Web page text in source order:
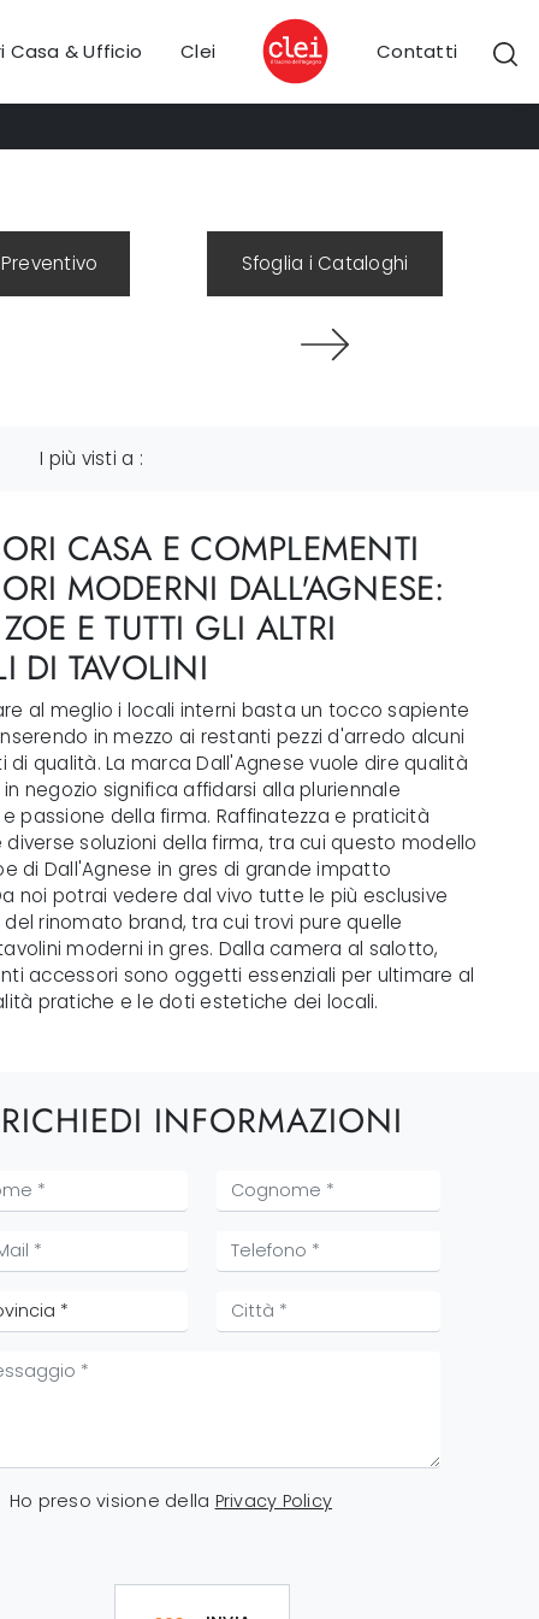
Casa & Ufficio Clei Contatti
Sfoglia i Cataloghi
I più visti a :
CASA E COMPLEMENTI
MODERNI DALL'AGNESE:
E TUTTI GLI ALTRI
DI TAVOLINI
al meglio i locali interni basta un tocco sapiente
in mezzo ai restanti pezzi d'arredo alcuni
di qualità. La marca Dall'Agnese vuole dire qualità
negozio significa affidarsi alla pluriennale
passione della firma. Raffinatezza e praticità
soluzioni della firma, tra cui questo modello
di Dall'Agnese in gres di grande impatto
noi potrai vedere dal vivo tutte le più esclusive
rinomato brand, tra cui trovi pure quelle
moderni in gres. Dalla camera al salotto,
accessori sono oggetti essenziali per ultimare al
pratiche e le doti estetiche dei locali.
RICHIEDI INFORMAZIONI
Ho preso visione della Privacy Policy